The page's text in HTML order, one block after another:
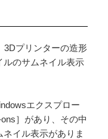
3Dプリンターの造形
ルのサムネイル表示
エクスプロー
］があり、その中
イル表示がありま